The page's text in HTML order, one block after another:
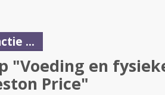
...
"Voeding en
Price"